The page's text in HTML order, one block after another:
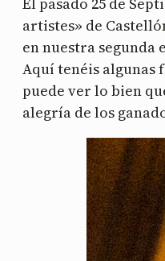
artistes» de
en nuestra segunda
Aquí tenéis algunas
puede ver lo bien
alegría de los